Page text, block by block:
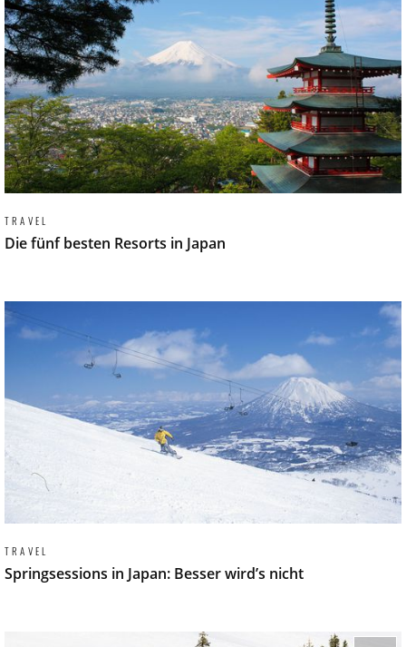
TRAVEL
Die fünf besten Resorts in Japan
TRAVEL
Springsessions in Japan: Besser wird’s nicht